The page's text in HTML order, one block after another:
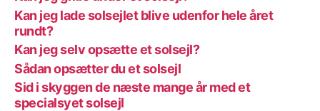
Kan jeg lade solsejlet blive udenfor hele året
rundt?
Kan jeg selv opsætte et solsejl?
Sådan opsætter du et solsejl
Sid i skyggen de næste mange år med et
specialsyet solsejl